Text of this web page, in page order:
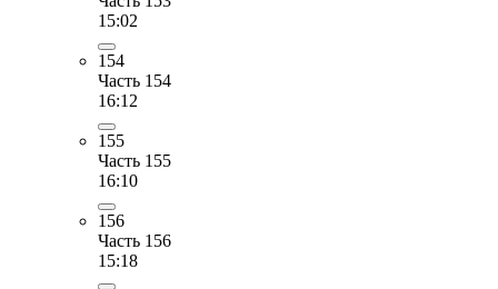
15:02
154
Часть 154
16:12
155
Часть 155
16:10
156
Часть 156
15:18